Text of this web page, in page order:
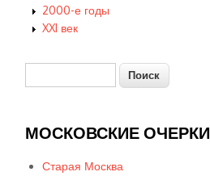
2000-е годы
XXI век
Форма поиска
МОСКОВСКИЕ ОЧЕРКИ
Старая Москва